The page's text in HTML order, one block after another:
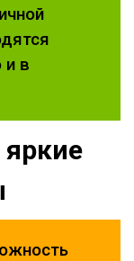
и в